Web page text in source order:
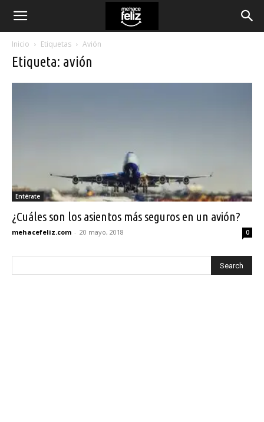
Inicio Etiquetas Avión
Etiqueta: avión
Entérate
¿Cuáles son los asientos más seguros en un avión?
mehacefeliz.com - 20 mayo, 2018 0